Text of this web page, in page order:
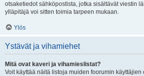
otsaketiedot sähköpostista, jotka sisältävät viestin
ylläpitäjä voi sitten toimia tarpeen mukaan.
Ylös
Ystävät ja vihamiehet
Mitä ovat kaveri ja vihamieslistat?
Voit käyttää näitä listoja muiden foorumin käyttäjien